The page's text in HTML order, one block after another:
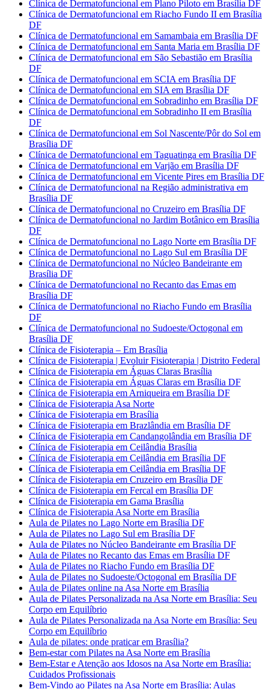
Clínica de Dermatofuncional em Plano Piloto em Brasília DF
Clínica de Dermatofuncional em Riacho Fundo II em Brasília
DF
Clínica de Dermatofuncional em Samambaia em Brasília DF
Clínica de Dermatofuncional em Santa Maria em Brasília DF
Clínica de Dermatofuncional em São Sebastião em Brasília
DF
Clínica de Dermatofuncional em SCIA em Brasília DF
Clínica de Dermatofuncional em SIA em Brasília DF
Clínica de Dermatofuncional em Sobradinho em Brasília DF
Clínica de Dermatofuncional em Sobradinho II em Brasília
DF
Clínica de Dermatofuncional em Sol Nascente/Pôr do Sol em
Brasília DF
Clínica de Dermatofuncional em Taguatinga em Brasília DF
Clínica de Dermatofuncional em Varjão em Brasília DF
Clínica de Dermatofuncional em Vicente Pires em Brasília DF
Clínica de Dermatofuncional na Região administrativa em
Brasília DF
Clínica de Dermatofuncional no Cruzeiro em Brasília DF
Clínica de Dermatofuncional no Jardim Botânico em Brasília
DF
Clínica de Dermatofuncional no Lago Norte em Brasília DF
Clínica de Dermatofuncional no Lago Sul em Brasília DF
Clínica de Dermatofuncional no Núcleo Bandeirante em
Brasília DF
Clínica de Dermatofuncional no Recanto das Emas em
Brasília DF
Clínica de Dermatofuncional no Riacho Fundo em Brasília
DF
Clínica de Dermatofuncional no Sudoeste/Octogonal em
Brasília DF
Clínica de Fisioterapia – Em Brasília
Clínica de Fisioterapia | Evoluir Fisioterapia | Distrito Federal
Clínica de Fisioterapia em Águas Claras Brasília
Clínica de Fisioterapia em Águas Claras em Brasília DF
Clínica de Fisioterapia em Arniqueira em Brasília DF
Clínica de Fisioterapia Asa Norte
Clínica de Fisioterapia em Brasília
Clínica de Fisioterapia em Brazlândia em Brasília DF
Clínica de Fisioterapia em Candangolândia em Brasília DF
Clínica de Fisioterapia em Ceilândia Brasília
Clínica de Fisioterapia em Ceilândia em Brasília DF
Clínica de Fisioterapia em Ceilândia em Brasília DF
Clínica de Fisioterapia em Cruzeiro em Brasília DF
Clínica de Fisioterapia em Fercal em Brasília DF
Clínica de Fisioterapia em Gama Brasília
Clínica de Fisioterapia Asa Norte em Brasília
Aula de Pilates no Lago Norte em Brasília DF
Aula de Pilates no Lago Sul em Brasília DF
Aula de Pilates no Núcleo Bandeirante em Brasília DF
Aula de Pilates no Recanto das Emas em Brasília DF
Aula de Pilates no Riacho Fundo em Brasília DF
Aula de Pilates no Sudoeste/Octogonal em Brasília DF
Aula de Pilates online na Asa Norte em Brasília
Aula de Pilates Personalizada na Asa Norte em Brasília: Seu
Corpo em Equilíbrio
Aula de Pilates Personalizada na Asa Norte em Brasília: Seu
Corpo em Equilíbrio
Aula de pilates: onde praticar em Brasília?
Bem-estar com Pilates na Asa Norte em Brasília
Bem-Estar e Atenção aos Idosos na Asa Norte em Brasília:
Cuidados Profissionais
Bem-Vindo ao Pilates na Asa Norte em Brasília: Aulas